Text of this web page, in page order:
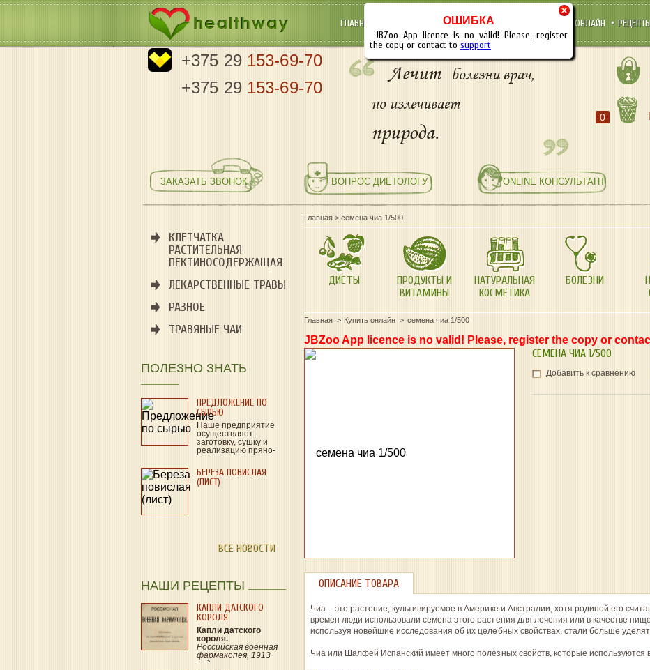
ОШИБКА
JBZoo App licence is no valid! Please, register
the copy or contact to support
ГЛАВНАЯ ОПТОВЫМ ПОКУПАТЕЛЯМ КУПИТЬ ОНЛАЙН
+375 29 153-69-70
+375 29 153-69-70
Лечит болезни врач,
но излечивает
природа.
0
ЗАКАЗАТЬ ЗВОНОК ВОПРОС ДИЕТОЛОГУ ONLINE КОНСУЛЬТАНТ
КЛЕТЧАТКА
РАСТИТЕЛЬНАЯ
ПЕКТИНОСОДЕРЖАЩАЯ
ЛЕКАРСТВЕННЫЕ ТРАВЫ
РАЗНОЕ
ТРАВЯНЫЕ ЧАИ
ПОЛЕЗНО ЗНАТЬ
ПРЕДЛОЖЕНИЕ ПО
СЫРЬЮ
Наше предприятие
осуществляет
заготовку, сушку и
реализацию пряно-
лекарственного…
БЕРЕЗА ПОВИСЛАЯ
(ЛИСТ)
ВСЕ НОВОСТИ
НАШИ РЕЦЕПТЫ
КАПЛИ ДАТСКОГО
КОРОЛЯ
Капли датского
короля.
Российская военная
фармакопея, 1913
год.
Главная>семена чиа 1/500
ДИЕТЫ
ПРОДУКТЫ И
ВИТАМИНЫ
НАТУРАЛЬНАЯ
КОСМЕТИКА
БОЛЕЗНИ
Главная Купить онлайн семена чиа 1/500
JBZoo App licence is no valid! Please, register the copy or
СЕМЕНА ЧИА 1/500
Добавить к сравнению
ОПИСАНИЕ ТОВАРА
Чиа – это растение, культивируемое в Америке и Австралии, хотя родиной его
времен люди использовали семена этого растения для лечения или в качестве
используя новейшие исследования об их целебных свойствах, стали больше
Чиа или Шалфей Испанский имеет много полезных свойств, которые используются